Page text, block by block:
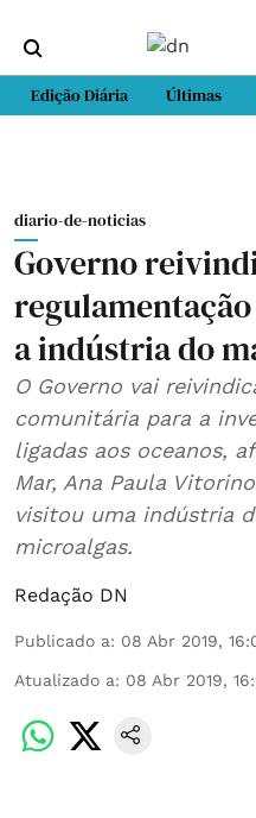
Edição Diária Últimas
diario-de-noticias
Governo
a indústria do
O Governo vai
comunitária para a
ligadas aos oceanos,
Mar, Ana Paula
visitou uma indústria
microalgas.
Redação DN
Publicado a: 08 Abr 2019,
Atualizado a: 08 Abr 2019,